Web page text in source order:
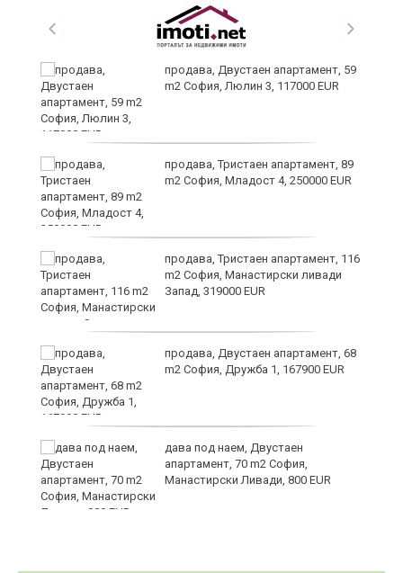
продава, Двустаен апартамент, 59
m2 София, Люлин 3, 117000 EUR
продава, Тристаен апартамент, 89
m2 София, Младост 4, 250000 EUR
продава, Тристаен апартамент, 116
m2 София, Манастирски ливади
Запад, 319000 EUR
продава, Двустаен апартамент, 68
m2 София, Дружба 1, 167900 EUR
дава под наем, Двустаен
апартамент, 70 m2 София,
Манастирски Ливади, 800 EUR